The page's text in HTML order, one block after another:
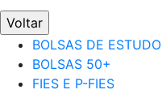
Voltar
BOLSAS DE ESTUDO
BOLSAS 50+
FIES E P-FIES